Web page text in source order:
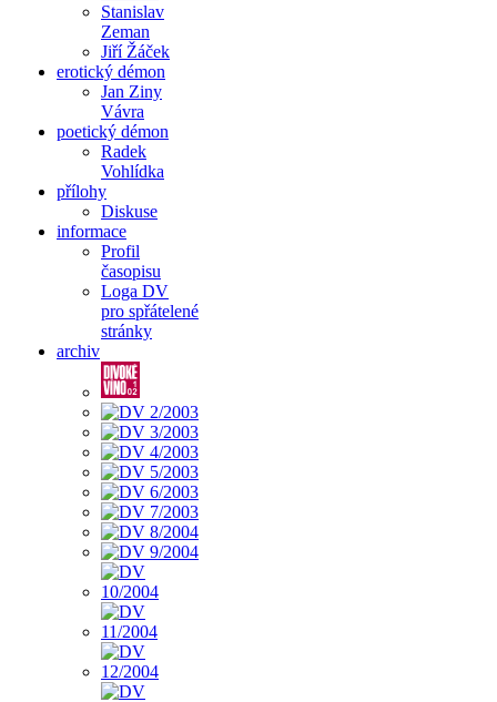
Stanislav
Zeman
Jiří Žáček
erotický démon
Jan Ziny
Vávra
poetický démon
Radek
Vohlídka
přílohy
Diskuse
informace
Profil
časopisu
Loga DV
pro spřátelené
stránky
archiv